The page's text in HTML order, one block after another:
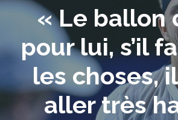
« Le ballon
pour lui, s’il
les choses,
aller très